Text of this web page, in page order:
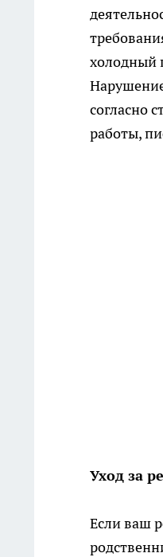
холодный
согласно
работы,
Уход за
Если ваш